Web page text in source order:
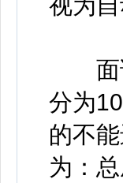
面试
分为
的不
为：